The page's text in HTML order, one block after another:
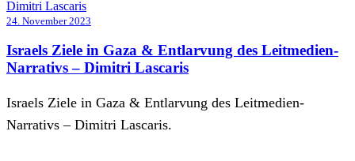
24. November 2023
Israels Ziele in Gaza & Entlarvung des Leitmedien-
Narrativs – Dimitri Lascaris
Israels Ziele in Gaza & Entlarvung des Leitmedien-
Narrativs – Dimitri Lascaris.